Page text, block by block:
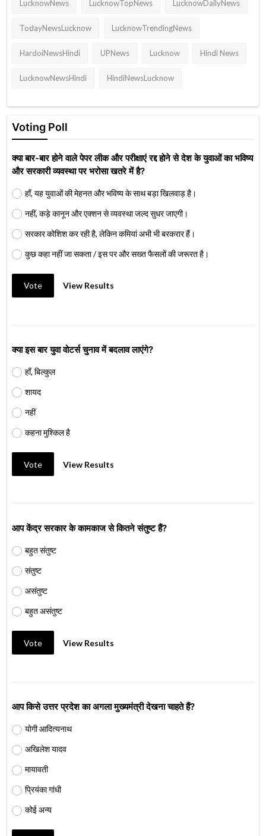
LucknowNews LucknowTopNews LucknowDailyNews
TodayNewsLucknow LucknowTrendingNews
HardoiNewsHindi UPNews Lucknow Hindi News
LucknowNewsHindi HindiNewsLucknow
Voting Poll
क्या बार-बार होने वाले पेपर लीक और परीक्षाएं रद्द होने से देश के युवाओं का भविष्य
और सरकारी व्यवस्था पर भरोसा खतरे में है?
हाँ, यह युवाओं की मेहनत और भविष्य के साथ बड़ा खिलवाड़ है।
नहीं, कड़े कानून और एक्शन से व्यवस्था जल्द सुधर जाएगी।
सरकार कोशिश कर रही है, लेकिन कमियां अभी भी बरकरार हैं।
कुछ कहा नहीं जा सकता / इस पर और सख्त फैसलों की जरूरत है।
Vote View Results
क्या इस बार युवा वोटर्स चुनाव में बदलाव लाएंगे?
हाँ, बिल्कुल
शायद
नहीं
कहना मुश्किल है
Vote View Results
आप केंद्र सरकार के कामकाज से कितने संतुष्ट हैं?
बहुत संतुष्ट
संतुष्ट
असंतुष्ट
बहुत असंतुष्ट
Vote View Results
आप किसे उत्तर प्रदेश का अगला मुख्यमंत्री देखना चाहते हैं?
योगी आदित्यनाथ
अखिलेश यादव
मायावती
प्रियंका गांधी
कोई अन्य